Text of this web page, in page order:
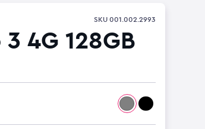
SKU 001.002.2993
4G 128GB